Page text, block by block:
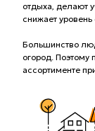
отдыха, делают
снижает
Большинство
огород.
ассортименте